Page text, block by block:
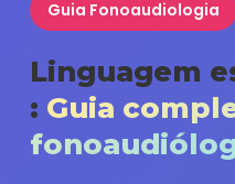
Guia Fonoaudiologia
Linguagem
: Guia